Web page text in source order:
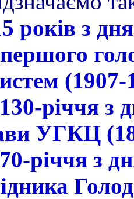
років з
(1907-
річчя з
УГКЦ
річчя з